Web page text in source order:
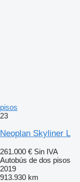
pisos
23
Neoplan Skyliner L
261.000 € Sin IVA
Autobús de dos pisos
2019
913.930 km